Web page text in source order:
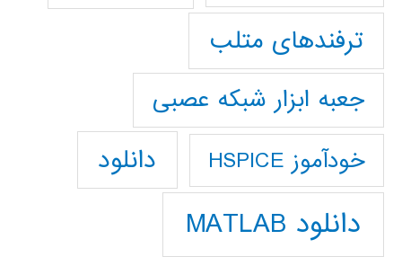
ترفندهای متلب
جعبه ابزار شبکه عصبی
خودآموز HSPICE دانلود
دانلود MATLAB